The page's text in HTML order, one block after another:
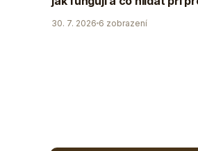
30. 7. 2026 6 zobrazení